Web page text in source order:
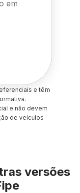
em
e têm
e não devem
de veículos
versões